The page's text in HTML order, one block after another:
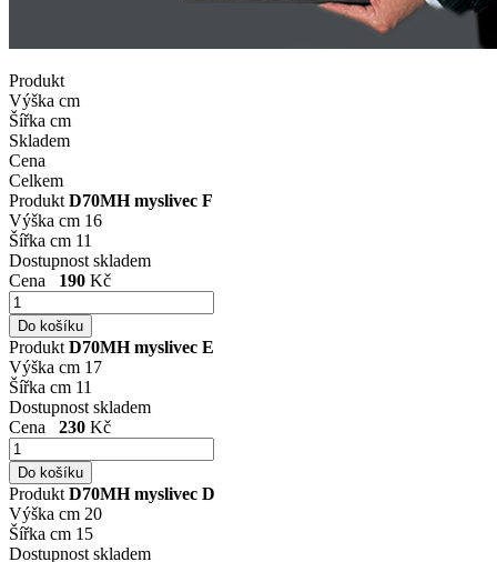
Produkt
Výška cm
Šířka cm
Skladem
Cena
Celkem
Produkt D70MH myslivec F
Výška cm 16
Šířka cm 11
Dostupnost skladem
Cena
190 Kč
Produkt D70MH myslivec E
Výška cm 17
Šířka cm 11
Dostupnost skladem
Cena
230 Kč
Produkt D70MH myslivec D
Výška cm 20
Šířka cm 15
Dostupnost skladem